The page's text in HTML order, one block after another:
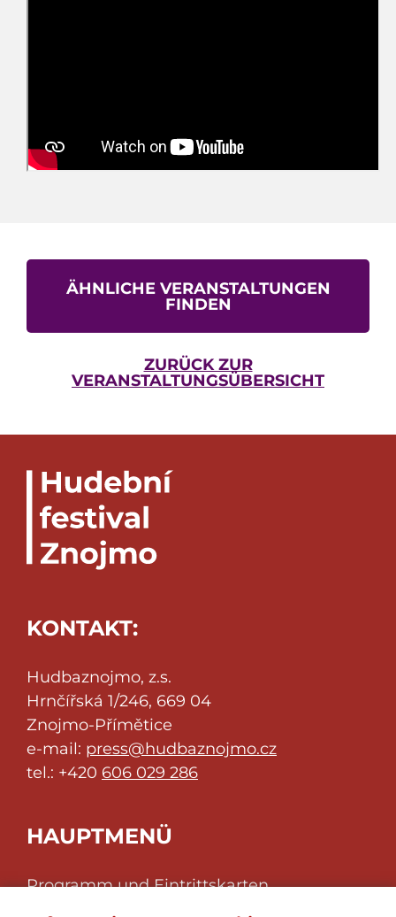
ÄHNLICHE VERANSTALTUNGEN
FINDEN
ZURÜCK ZUR
VERANSTALTUNGSÜBERSICHT
KONTAKT:
Hudbaznojmo, z.s.
Hrnčířská 1/246, 669 04
Znojmo-Přímětice
e-mail: press@hudbaznojmo.cz
tel.: +420 606 029 286
HAUPTMENÜ
Programm und Eintrittskarten